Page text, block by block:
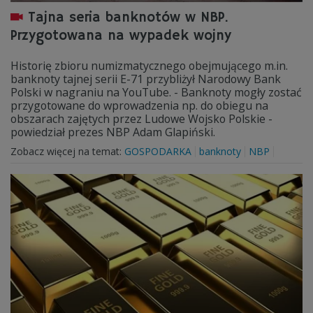
Tajna seria banknotów w NBP.
Przygotowana na wypadek wojny
Historię zbioru numizmatycznego obejmującego m.in.
banknoty tajnej serii E-71 przybliżył Narodowy Bank
Polski w nagraniu na YouTube. - Banknoty mogły zostać
przygotowane do wprowadzenia np. do obiegu na
obszarach zajętych przez Ludowe Wojsko Polskie -
powiedział prezes NBP Adam Glapiński.
Zobacz więcej na temat: GOSPODARKA banknoty NBP